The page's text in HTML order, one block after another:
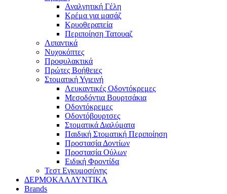
Αναλγητική Γέλη
Κρέμα για μασάζ
Κρυοθεραπεία
Περιποίηση Τατουαζ
Λιπαντικά
Νυχοκόπτες
Προφυλακτικά
Πρώτες Βοήθειες
Στοματική Υγιεινή
Λευκαντικές Οδοντόκρεμες
Μεσοδόντια Βουρτσάκια
Οδοντόκρεμες
Οδοντόβουρτσες
Στοματικά Διαλύματα
Παιδική Στοματική Περιποίηση
Προστασία Δοντίων
Προστασία Ούλων
Ειδική Φροντίδα
Τεστ Εγκυμοσύνης
ΔΕΡΜΟΚΑΛΛΥΝΤΙΚΑ
Brands